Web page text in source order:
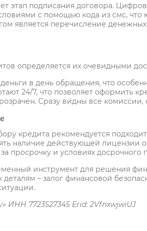
этап подписания договора.
с помощью кода из смс,
является перечисление
определяется их очевидными
в день обращения, что
24/7, что позволяет оформить
Сразу видны все комиссии,
кредита рекомендуется
наличие действующей лицензии
просрочку и условиях досрочного
инструмент для решения
– залог финансовой
ИНН 7723527345 Erid: 2VfnxwjwiUJ